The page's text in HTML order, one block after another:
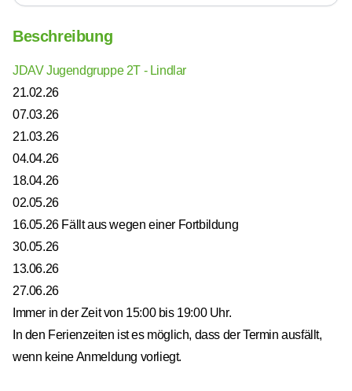
Beschreibung
JDAV Jugendgruppe 2T - Lindlar
21.02.26
07.03.26
21.03.26
04.04.26
18.04.26
02.05.26
16.05.26 Fällt aus wegen einer Fortbildung
30.05.26
13.06.26
27.06.26
Immer in der Zeit von 15:00 bis 19:00 Uhr.
In den Ferienzeiten ist es möglich, dass der Termin ausfällt,
wenn keine Anmeldung vorliegt.